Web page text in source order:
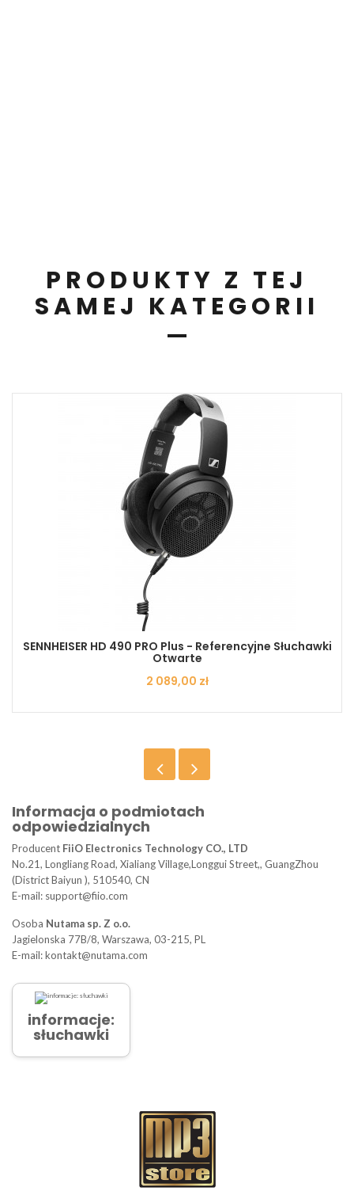
PRODUKTY Z TEJ
SAMEJ KATEGORII
SENNHEISER HD 490 PRO Plus - Referencyjne Słuchawki
Otwarte
Cena
2 089,00 zł
Informacja o podmiotach
odpowiedzialnych
Producent FiiO Electronics Technology CO., LTD
No.21, Longliang Road, Xialiang Village,Longgui Street,, GuangZhou
(District Baiyun ), 510540, CN
E-mail: support@fiio.com
Osoba Nutama sp. Z o.o.
Jagielonska 77B/8, Warszawa, 03-215, PL
E-mail: kontakt@nutama.com
informacje:
słuchawki